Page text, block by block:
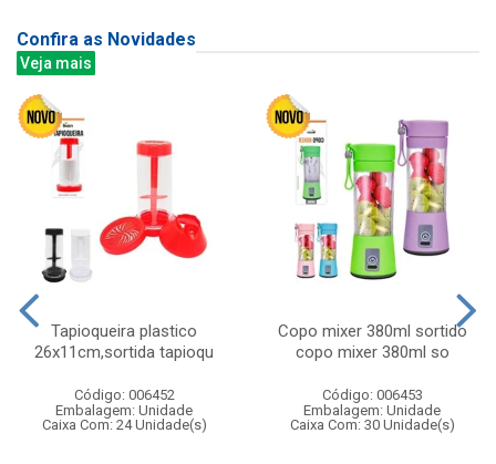
Confira as Novidades
Veja mais
Tapioqueira plastico
26x11cm,sortida tapioqu
Código: 006452
Embalagem: Unidade
Caixa Com: 24 Unidade(s)
Copo mixer 380ml sortido
copo mixer 380ml so
Código: 006453
Embalagem: Unidade
Caixa Com: 30 Unidade(s)